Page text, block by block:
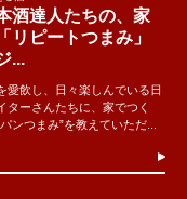
酒達人たちの、家
リピートつまみ」
...
愛飲し、日々楽しんでいる日
ターさんたちに、家でつく
ンつまみ”を教えていただ...